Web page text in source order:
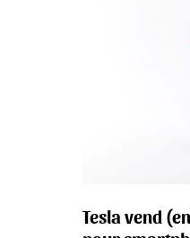
Tesla vend